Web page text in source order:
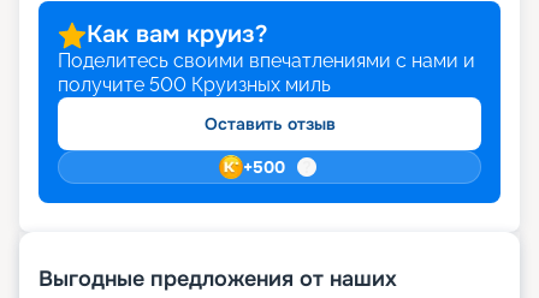
Как вам круиз?
Поделитесь своими впечатлениями с нами и
получите 500 Круизных миль
Оставить отзыв
+500
Выгодные предложения от наших